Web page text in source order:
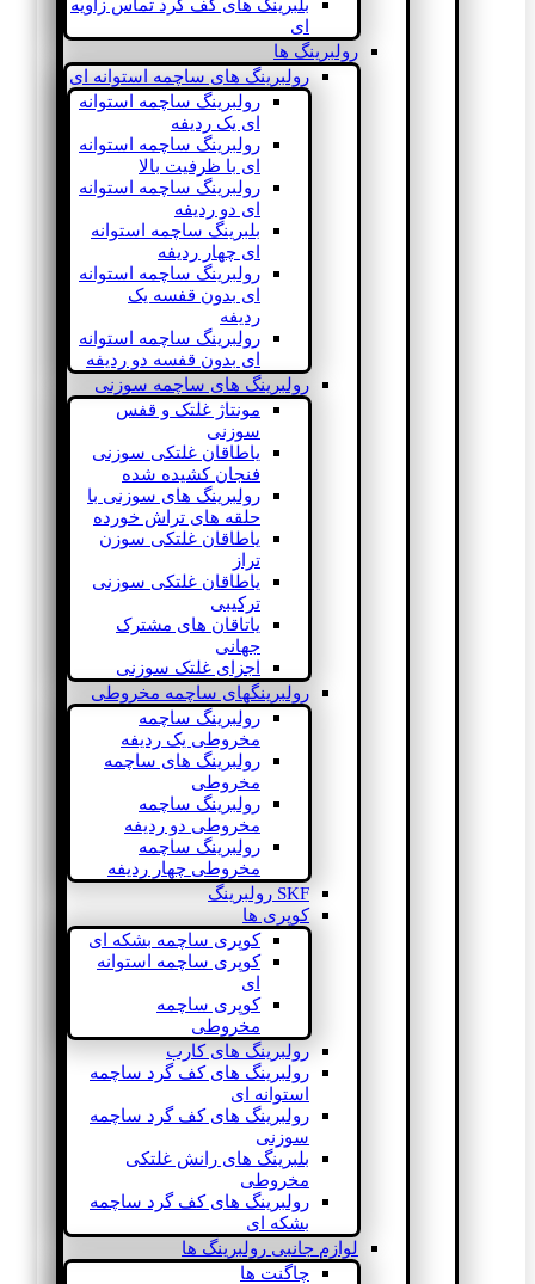
بلبرینگ های کف گرد تماس زاویه
ای
رولبرینگ ها
رولبرینگ های ساچمه استوانه ای
رولبرینگ ساچمه استوانه
ای یک ردیفه
رولبرینگ ساچمه استوانه
ای با ظرفیت بالا
رولبرینگ ساچمه استوانه
ای دو ردیفه
بلبرینگ ساچمه استوانه
ای چهار ردیفه
رولبرینگ ساچمه استوانه
ای بدون قفسه یک
ردیفه
رولبرینگ ساچمه استوانه
ای بدون قفسه دو ردیفه
رولبرینگ های ساچمه سوزنی
مونتاژ غلتک و قفس
سوزنی
یاطاقان غلتکی سوزنی
فنجان کشیده شده
رولبرینگ های سوزنی با
حلقه های تراش خورده
یاطاقان غلتکی سوزن
تراز
یاطاقان غلتکی سوزنی
ترکیبی
یاتاقان های مشترک
جهانی
اجزای غلتک سوزنی
رولبرینگهای ساچمه مخروطی
رولبرینگ ساچمه
مخروطی یک ردیفه
رولبرینگ های ساچمه
مخروطی
رولبرینگ ساچمه
مخروطی دو ردیفه
رولبرینگ ساچمه
مخروطی چهار ردیفه
SKF رولبرینگ
کوپری ها
کوپری ساچمه بشکه ای
کوپری ساچمه استوانه
ای
کوپری ساچمه
مخروطی
رولبرینگ های کارب
رولبرینگ های کف گرد ساچمه
استوانه ای
رولبرینگ های کف گرد ساچمه
سوزنی
بلبرینگ های رانش غلتکی
مخروطی
رولبرینگ های کف گرد ساچمه
بشکه ای
لوازم جانبی رولبرینگ ها
چاگنت ها